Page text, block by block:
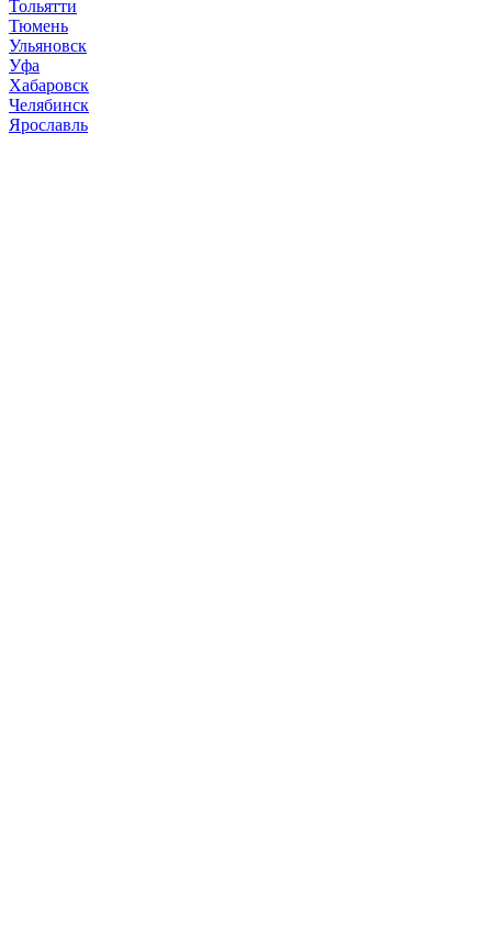
Тольятти
Тюмень
Ульяновск
Уфа
Хабаровск
Челябинск
Ярославль